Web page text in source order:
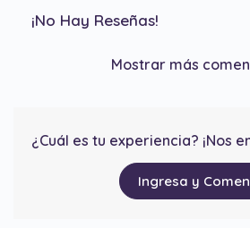
¡No Hay Reseñas!
Mostrar más
¿Cuál es tu experiencia? ¡Nos
Ingresa y